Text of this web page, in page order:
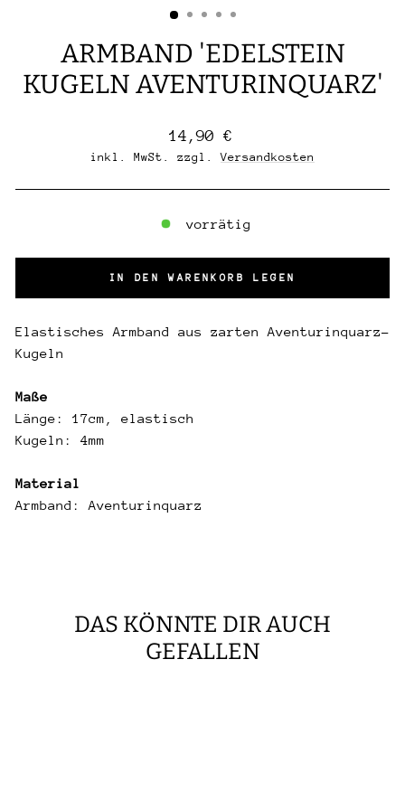
ARMBAND 'EDELSTEIN
KUGELN AVENTURINQUARZ'
Normaler
Preis
14,90 €
inkl. MwSt. zzgl.Versandkosten
vorrätig
IN DEN WARENKORB LEGEN
Elastisches Armband aus zarten Aventurinquarz-
Kugeln
Maße
Länge: 17cm, elastisch
Kugeln: 4mm
Material
Armband: Aventurinquarz
DAS KÖNNTE DIR AUCH
GEFALLEN